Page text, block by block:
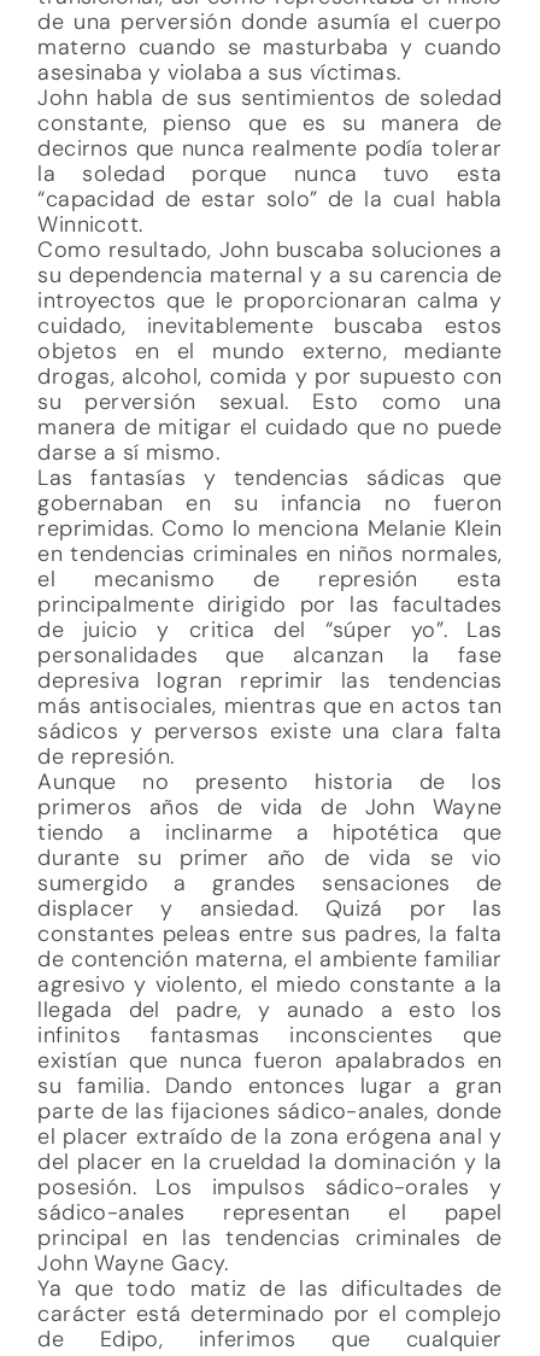
de una perversión donde asumía el cuerpo
materno cuando se masturbaba y cuando
asesinaba y violaba a sus víctimas.
John habla de sus sentimientos de soledad
constante, pienso que es su manera de
decirnos que nunca realmente podía tolerar
la soledad porque nunca tuvo esta
“capacidad de estar solo” de la cual habla
Winnicott.
Como resultado, John buscaba soluciones a
su dependencia maternal y a su carencia de
introyectos que le proporcionaran calma y
cuidado, inevitablemente buscaba estos
objetos en el mundo externo, mediante
drogas, alcohol, comida y por supuesto con
su perversión sexual. Esto como una
manera de mitigar el cuidado que no puede
darse a sí mismo.
Las fantasías y tendencias sádicas que
gobernaban en su infancia no fueron
reprimidas. Como lo menciona Melanie Klein
en tendencias criminales en niños normales,
el mecanismo de represión esta
principalmente dirigido por las facultades
de juicio y critica del “súper yo”. Las
personalidades que alcanzan la fase
depresiva logran reprimir las tendencias
más antisociales, mientras que en actos tan
sádicos y perversos existe una clara falta
de represión.
Aunque no presento historia de los
primeros años de vida de John Wayne
tiendo a inclinarme a hipotética que
durante su primer año de vida se vio
sumergido a grandes sensaciones de
displacer y ansiedad. Quizá por las
constantes peleas entre sus padres, la falta
de contención materna, el ambiente familiar
agresivo y violento, el miedo constante a la
llegada del padre, y aunado a esto los
infinitos fantasmas inconscientes que
existían que nunca fueron apalabrados en
su familia. Dando entonces lugar a gran
parte de las fijaciones sádico-anales, donde
el placer extraído de la zona erógena anal y
del placer en la crueldad la dominación y la
posesión. Los impulsos sádico-orales y
sádico-anales representan el papel
principal en las tendencias criminales de
John Wayne Gacy.
Ya que todo matiz de las dificultades de
carácter está determinado por el complejo
de Edipo, inferimos que cualquier